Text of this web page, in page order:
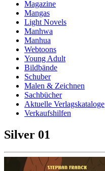
Magazine
Mangas
Light Novels
Manhwa
Manhua
Webtoons
Young Adult
Bildbände
Schuber
Malen & Zeichnen
Sachbücher
Aktuelle Verlagskataloge
Verkaufshilfen
Silver 01